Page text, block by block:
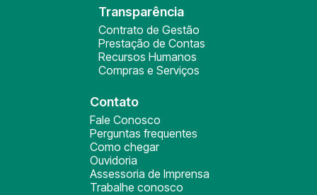
Transparência
Contrato de Gestão
Prestação de Contas
Recursos Humanos
Compras e Serviços
Contato
Fale Conosco
Perguntas frequentes
Como chegar
Ouvidoria
Assessoria de Imprensa
Trabalhe conosco